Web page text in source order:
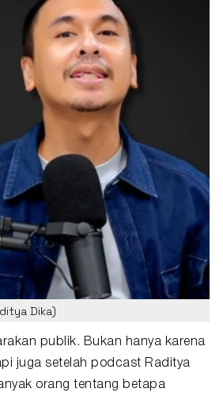
Dika)
publik. Bukan hanya karena
juga setelah podcast Raditya
orang tentang betapa